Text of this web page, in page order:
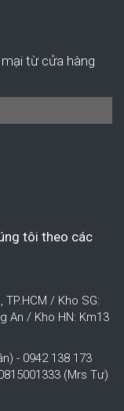
từ cửa hàng
tôi theo các
TP.HCM / Kho SG:
An / Kho HN: Km13
- 0942 138 173
(Mrs Tư)